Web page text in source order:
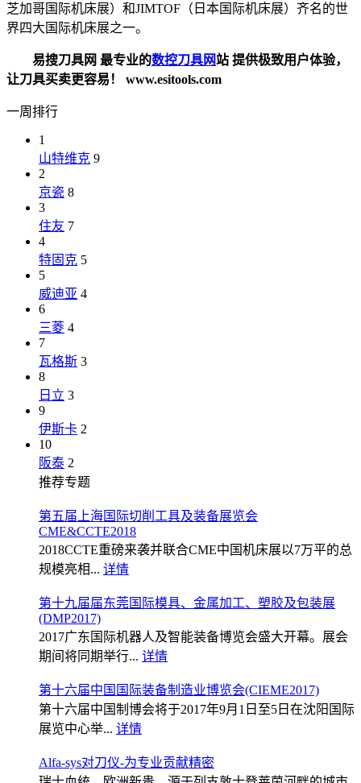
芝加哥国际机床展）和JIMTOF（日本国际机床展）齐名的世
界四大国际机床展之一。
易搜刀具网 最专业的数控刀具网站 提供极致用户体验，
让刀具买卖更容易！ www.esitools.com
一周排行
1
山特维克 9
2
京瓷 8
3
住友 7
4
特固克 5
5
威迪亚 4
6
三菱 4
7
瓦格斯 3
8
日立 3
9
伊斯卡 2
10
阪泰 2
推荐专题
第五届上海国际切削工具及装备展览会
CME&CCTE2018
2018CCTE重磅来袭并联合CME中国机床展以7万平的总
规模亮相... 详情
第十九届届东莞国际模具、金属加工、塑胶及包装展
(DMP2017)
2017广东国际机器人及智能装备博览会盛大开幕。展会
期间将同期举行... 详情
第十六届中国国际装备制造业博览会(CIEME2017)
第十六届中国制博会将于2017年9月1日至5日在沈阳国际
展览中心举... 详情
Alfa-sys对刀仪-为专业贡献精密